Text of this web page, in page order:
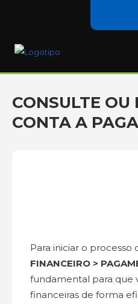
CONSULTE OU
CONTA A
Para iniciar o
FINANCEIRO >
fundamental para que
financeiras de forma